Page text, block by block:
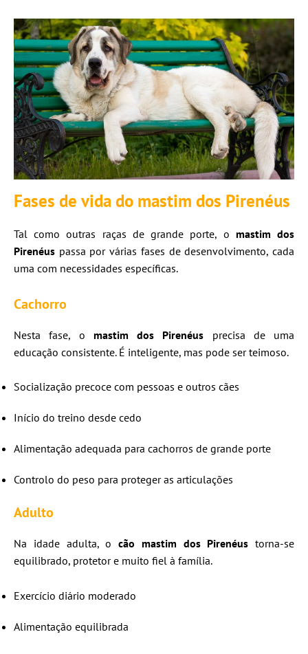
Fases de vida do mastim dos Pirenéus
Tal como outras raças de grande porte, o mastim dos
Pirenéus passa por várias fases de desenvolvimento, cada
uma com necessidades específicas.
Cachorro
Nesta fase, o mastim dos Pirenéus precisa de uma
educação consistente. É inteligente, mas pode ser teimoso.
Socialização precoce com pessoas e outros cães
Início do treino desde cedo
Alimentação adequada para cachorros de grande porte
Controlo do peso para proteger as articulações
Adulto
Na idade adulta, o cão mastim dos Pirenéus torna-se
equilibrado, protetor e muito fiel à família.
Exercício diário moderado
Alimentação equilibrada